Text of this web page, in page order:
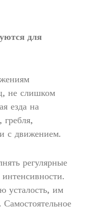
для
не слишком
езда на
гребля,
с движением.
регулярные
усталость, им